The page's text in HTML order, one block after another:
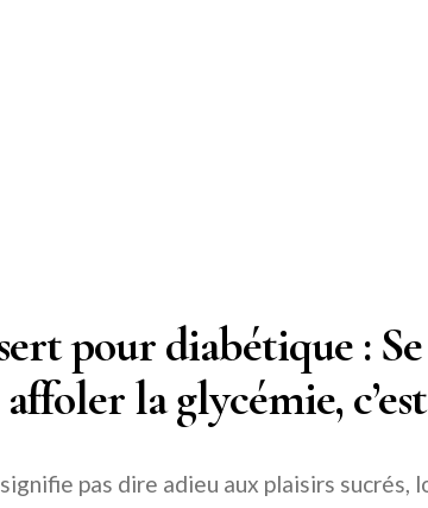
pour diabétique :
la glycémie,
pas dire adieu aux plaisirs sucrés,